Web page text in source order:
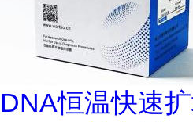
DNA恒温快速